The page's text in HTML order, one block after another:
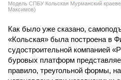
Модель СПБУ Кольская Мурманский
Максимов)
Как было уже сказано,
«Кольская» была построена в
судостроительной компанией
буровых платформ
правило, треугольной формы,